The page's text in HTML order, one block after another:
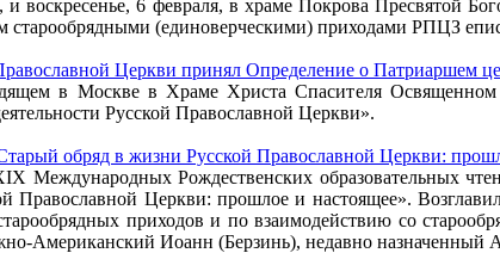
и воскресенье, 6 февраля, в храме Покрова Пресвятой
старообрядными (единоверческими) приходами РПЦЗ
Церкви принял Определение о Патриаршем
в Москве в Храме Христа Спасителя
Русской Православной Церкви».
обряд в жизни Русской Православной Церкви:
Международных Рождественских образовательных
Православной Церкви: прошлое и настоящее».
приходов и по взаимодействию со
Американский Иоанн (Берзинь), недавно